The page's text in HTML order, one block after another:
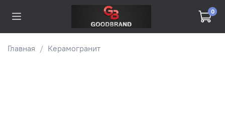
0
Главная Керамогранит